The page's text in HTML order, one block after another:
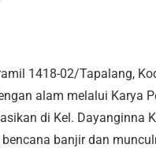
1418-02/Tapalang,
alam melalui Karya
di Kel. Dayanginna
banjir dan